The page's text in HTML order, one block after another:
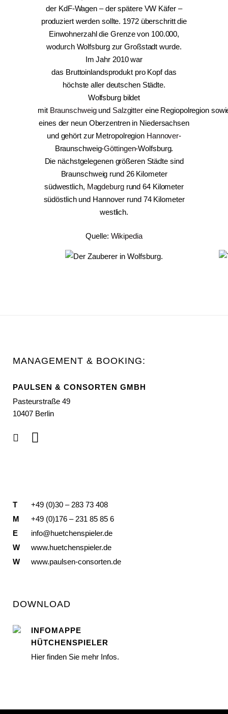
der KdF-Wagen – der spätere VW Käfer –
produziert werden sollte. 1972 überschritt die
Einwohnerzahl die Grenze von 100.000,
wodurch Wolfsburg zur Großstadt wurde.
Im Jahr 2010 war
das Bruttoinlandsprodukt pro Kopf das
höchste aller deutschen Städte.
Wolfsburg bildet
mit Braunschweigund Salzgittereine Regiopolregion
eines der neun Oberzentren in Niedersachsen
und gehört zur Metropolregion Hannover-
Braunschweig-Göttingen-Wolfsburg.
Die nächstgelegenen größeren Städte sind
Braunschweig rund 26 Kilometer
südwestlich, Magdeburgrund 64 Kilometer
südöstlich und Hannover rund 74 Kilometer
westlich.
Quelle: Wikipedia
MANAGEMENT & BOOKING:
PAULSEN & CONSORTEN GMBH
Pasteurstraße 49
10407 Berlin
T
+49 (0)30 – 283 73 408
M
+49 (0)176 – 231 85 85 6
E
info@huetchenspieler.de
W
www.huetchenspieler.de
W
www.paulsen-consorten.de
DOWNLOAD
INFOMAPPE
HÜTCHENSPIELER
Hier finden Sie mehr Infos.